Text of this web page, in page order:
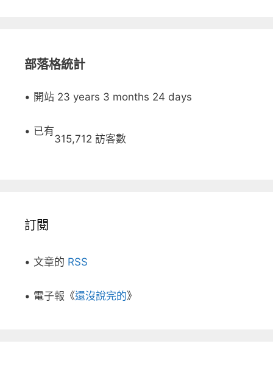
部落格統計
• 開站 23 years 3 months 24 days
• 已有
315,712 訪客數
訂閱
• 文章的 RSS
• 電子報《還沒說完的》